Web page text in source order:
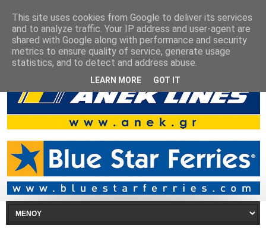
This site uses cookies from Google to deliver its services
and to analyze traffic. Your IP address and user-agent are
shared with Google along with performance and security
metrics to ensure quality of service, generate usage
statistics, and to detect and address abuse.
LEARN MORE GOT IT